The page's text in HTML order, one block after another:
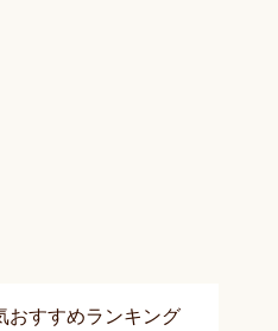
おすすめランキング